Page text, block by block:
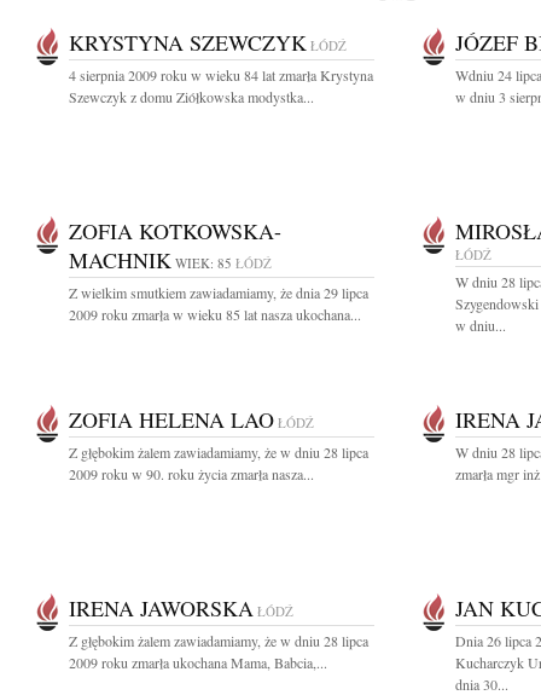
KRYSTYNA SZEWCZYK ŁÓDŹ
4 sierpnia 2009 roku w wieku 84 lat zmarła Krystyna
Szewczyk z domu Ziółkowska modystka...
JÓZEF
Wdniu 24
w dniu 3
ZOFIA KOTKOWSKA-
MACHNIK WIEK: 85 ŁÓDŹ
Z wielkim smutkiem zawiadamiamy, że dnia 29 lipca
2009 roku zmarła w wieku 85 lat nasza ukochana...
ŁÓDŹ
W dniu 28
w dniu...
ZOFIA HELENA LAO ŁÓDŹ
Z głębokim żalem zawiadamiamy, że w dniu 28 lipca
2009 roku w 90. roku życia zmarła nasza...
IRENA
W dniu 28
zmarła mgr
IRENA JAWORSKA ŁÓDŹ
Z głębokim żalem zawiadamiamy, że w dniu 28 lipca
2009 roku zmarła ukochana Mama, Babcia,...
JAN
Dnia 26 lipca
Kucharczyk
dnia 30...